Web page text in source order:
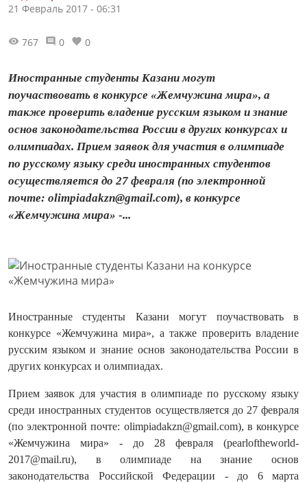
21 Февраль 2017 - 06:31
767 0 0
Иностранные студенты Казани могут
поучаствовать в конкурсе «Жемчужина мира», а
также проверить владение русским языком и знание
основ законодательства России в других конкурсах и
олимпиадах. Прием заявок для участия в олимпиаде
по русскому языку среди иностранных студентов
осуществляется до 27 февраля (по электронной
почте: olimpiadakzn@gmail.com), в конкурсе
«Жемчужина мира» -...
Иностранные студенты Казани могут поучаствовать в
конкурсе «Жемчужина мира», а также проверить владение
русским языком и знание основ законодательства России в
других конкурсах и олимпиадах.
Прием заявок для участия в олимпиаде по русскому языку
среди иностранных студентов осуществляется до 27 февраля
(по электронной почте: olimpiadakzn@gmail.com), в конкурсе
«Жемчужина мира» - до 28 февраля (pearloftheworld-
2017@mail.ru), в олимпиаде на знание основ
законодательства Российской Федерации - до 6 марта